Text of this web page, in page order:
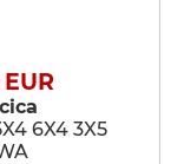
EUR
6X4 3X5